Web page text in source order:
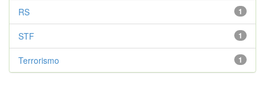
1
RS
1
STF
1
Terrorismo